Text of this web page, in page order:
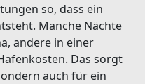
so, dass ein
Manche Nächte
andere in einer
Das sorgt
auch für ein